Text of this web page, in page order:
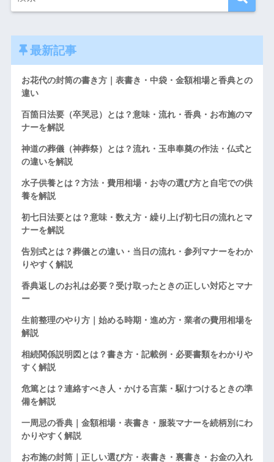
最新記事
お花代の封筒の書き方｜表書き・中袋・金額相場と香典との
違い
百箇日法要（卒哭忌）とは？意味・流れ・香典・お布施のマ
ナーを解説
神道の葬儀（神葬祭）とは？流れ・玉串奉奠の作法・仏式と
の違いを解説
水子供養とは？方法・費用相場・お寺の選び方と自宅での供
養を解説
初七日法要とは？意味・数え方・繰り上げ初七日の流れとマ
ナーを解説
告別式とは？葬儀との違い・当日の流れ・参列マナーをわか
りやすく解説
香典返しのお礼は必要？受け取ったときの正しい対応とマナ
ー
生前整理のやり方｜始める時期・進め方・業者の費用相場を
解説
相続関係説明図とは？書き方・記載例・必要書類をわかりや
すく解説
危篤とは？連絡すべき人・かける言葉・駆けつけるときの準
備を解説
一周忌の香典｜金額相場・表書き・服装マナーを続柄別にわ
かりやすく解説
お布施の封筒｜正しい選び方・表書き・裏書き・お金の入れ